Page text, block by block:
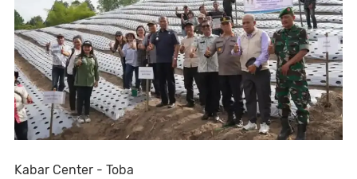
Kabar Center - Toba